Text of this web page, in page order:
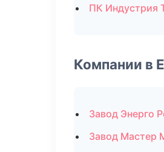
ПК Индустрия
Компании в
Завод Энерго
Завод Мастер